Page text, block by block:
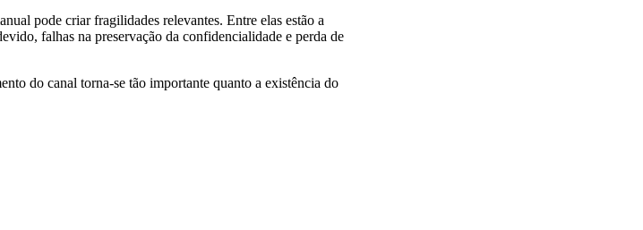
pode criar fragilidades relevantes. Entre elas estão a
falhas na preservação da confidencialidade e perda de
do canal torna-se tão importante quanto a existência do